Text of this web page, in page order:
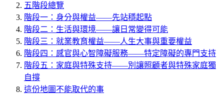
五階段總覽
階段一：身分與權益——先站穩起點
階段二：生活與環境——讓日常變得可能
階段三：就業教育權益——人生大事與重要權益
階段四：感官與心智障礙服務——特定障礙的專門支持
階段五：家庭與特殊支持——別讓照顧者與特殊家庭獨
自撐
這份地圖不能取代的事